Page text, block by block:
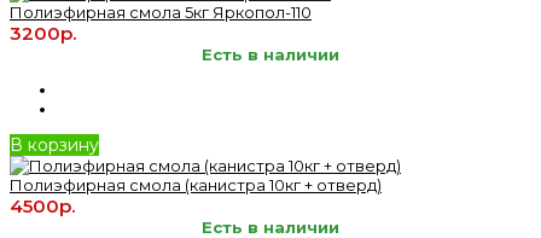
Полиэфирная смола 5кг Яркопол-110
3200р.
Есть в наличии
В корзину
Полиэфирная смола (канистра 10кг + отверд)
4500р.
Есть в наличии